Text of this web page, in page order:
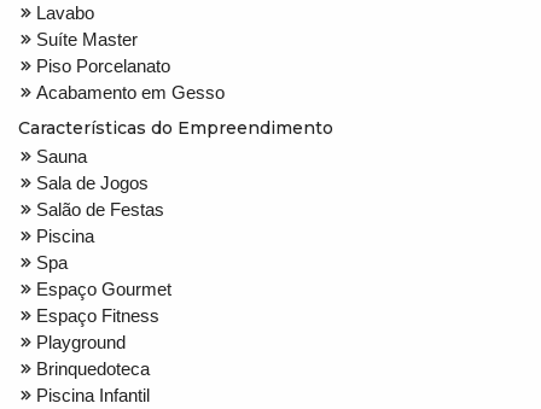
Lavabo
Suíte Master
Piso Porcelanato
Acabamento em Gesso
Características do Empreendimento
Sauna
Sala de Jogos
Salão de Festas
Piscina
Spa
Espaço Gourmet
Espaço Fitness
Playground
Brinquedoteca
Piscina Infantil